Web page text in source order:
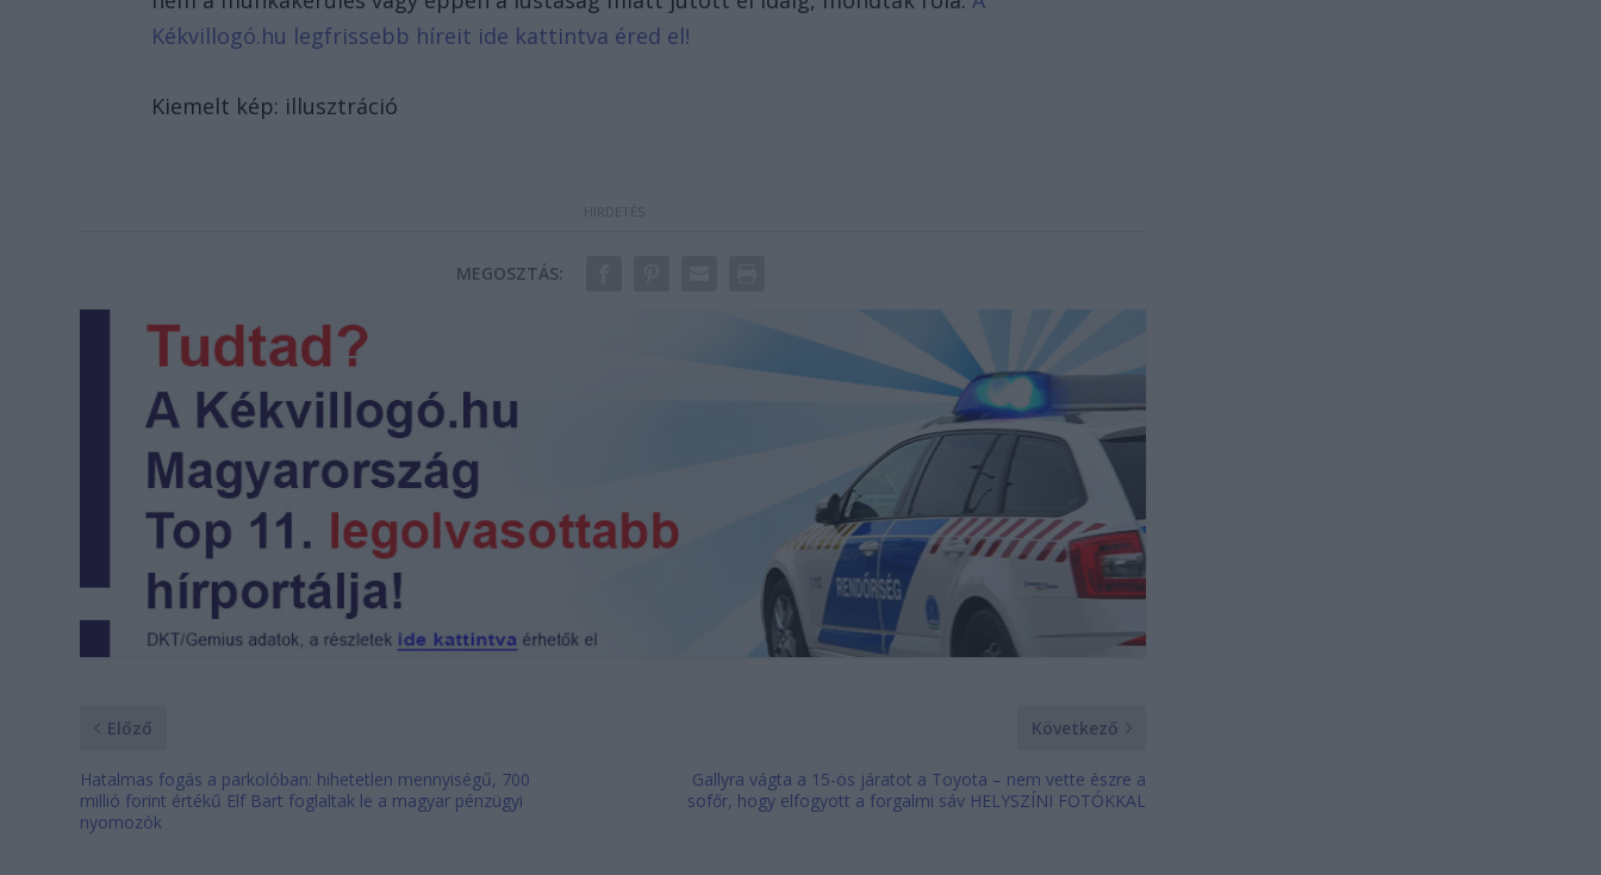
Kékvillogó.hu legfrissebb híreit ide kattintva éred el!
Kiemelt kép: illusztráció
MEGOSZTÁS:
Előző
Hatalmas fogás a parkolóban: hihetetlen mennyiségű, 700
millió forint értékű Elf Bart foglaltak le a magyar pénzügyi
nyomozók
Következő
Gallyra vágta a 15-ös járatot a Toyota – nem vette észre a
sofőr, hogy elfogyott a forgalmi sáv HELYSZÍNI FOTÓKKAL